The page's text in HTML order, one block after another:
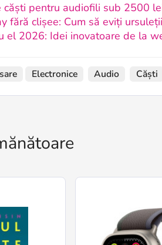
căști pentru audiofili sub 2500
fără clișee: Cum să eviți
el 2026: Idei inovatoare de la
Electronice Audio Căști